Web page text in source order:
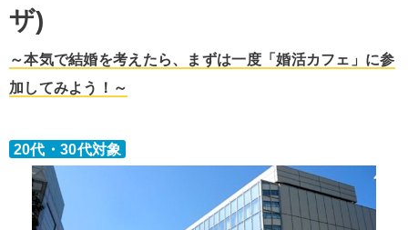
ザ)
～本気で結婚を考えたら、まずは一度「婚活カフェ」に参
加してみよう！～
20代・30代対象